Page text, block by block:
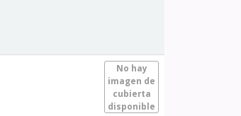
No hay
imagen de
cubierta
disponible